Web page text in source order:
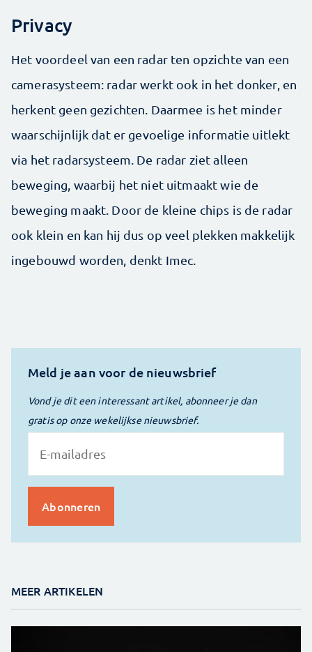
Privacy
Het voordeel van een radar ten opzichte van een
camerasysteem: radar werkt ook in het donker, en
herkent geen gezichten. Daarmee is het minder
waarschijnlijk dat er gevoelige informatie uitlekt
via het radarsysteem. De radar ziet alleen
beweging, waarbij het niet uitmaakt wie de
beweging maakt. Door de kleine chips is de radar
ook klein en kan hij dus op veel plekken makkelijk
ingebouwd worden, denkt Imec.
Meld je aan voor de nieuwsbrief
Vond je dit een interessant artikel, abonneer je dan
gratis op onze wekelijkse nieuwsbrief.
MEER ARTIKELEN